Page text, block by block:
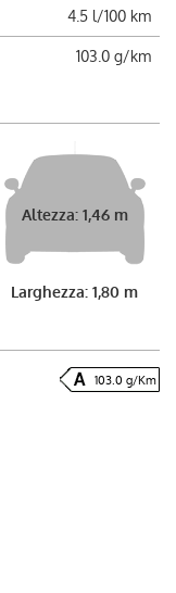
4.5 l/100 km
103.0 g/km
Altezza: 1,46 m
Larghezza: 1,80 m
103.0 g/Km